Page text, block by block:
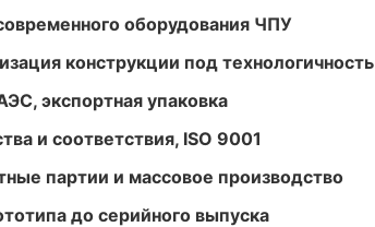
оборудования ЧПУ
конструкции под технологичность
экспортная упаковка
и соответствия, ISO 9001
партии и массовое производство
до серийного выпуска